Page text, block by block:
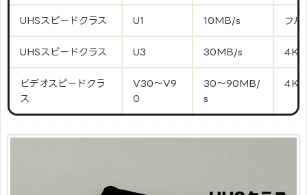
UHSスピードクラス U1 10MB/s フル
UHSスピードクラス U3 30MB/s 4K
ビデオスピードクラ
ス
V30〜V9
0
30〜90MB/
s
4K